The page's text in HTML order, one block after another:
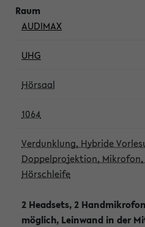
AUDIMAX
UHG
Hörsaal
1064
Verdunklung, Hybride
Doppelprojektion,
Hörschleife
2 Headsets, 2
möglich, Leinwand in der